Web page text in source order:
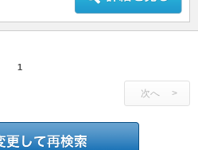
1
次へ